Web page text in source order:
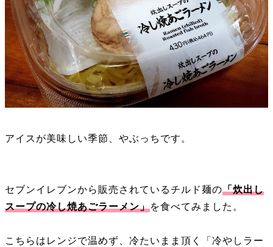
アイスが美味しい季節、やぶっちです。
セブンイレブンから販売されているチルド麺の「炊出し
スープの冷し焼あごラーメン」を食べてみました。
こちらはレンジで温めず、冷たいまま頂く「冷やしラー